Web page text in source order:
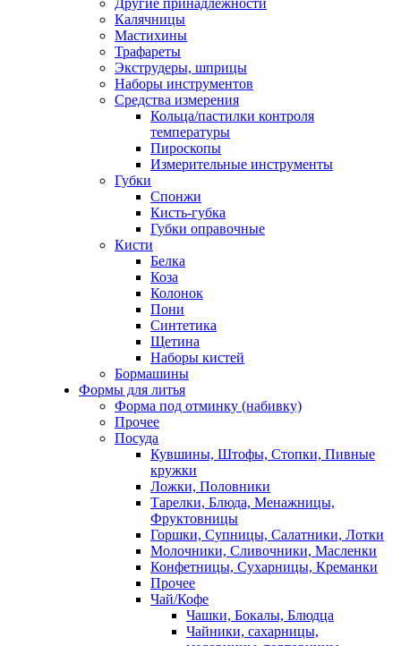
Другие принадлежности
Калячницы
Мастихины
Трафареты
Экструдеры, шприцы
Наборы инструментов
Средства измерения
Кольца/пастилки контроля
температуры
Пироскопы
Измерительные инструменты
Губки
Спонжи
Кисть-губка
Губки оправочные
Кисти
Белка
Коза
Колонок
Пони
Синтетика
Щетина
Наборы кистей
Бормашины
Формы для литья
Форма под отминку (набивку)
Прочее
Посуда
Кувшины, Штофы, Стопки, Пивные
кружки
Ложки, Половники
Тарелки, Блюда, Менажницы,
Фруктовницы
Горшки, Супницы, Салатники, Лотки
Молочники, Сливочники, Масленки
Конфетницы, Сухарницы, Креманки
Прочее
Чай/Кофе
Чашки, Бокалы, Блюдца
Чайники, сахарницы,